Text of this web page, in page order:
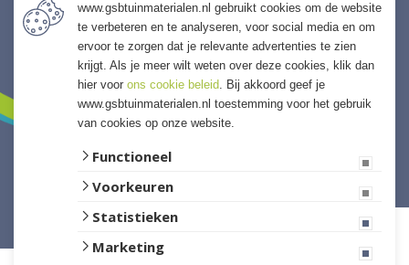
www.gsbtuinmaterialen.nl gebruikt cookies om de website
te verbeteren en te analyseren, voor social media en om
ervoor te zorgen dat je relevante advertenties te zien
krijgt. Als je meer wilt weten over deze cookies, klik dan
hier voor ons cookie beleid. Bij akkoord geef je
www.gsbtuinmaterialen.nl toestemming voor het gebruik
van cookies op onze website.
Functioneel
Voorkeuren
Statistieken
Marketing